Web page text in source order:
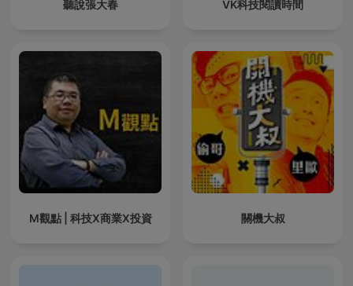
聽說張大春 VK科技閱讀時間
M觀點 | 科技X商業X投資 關機大叔